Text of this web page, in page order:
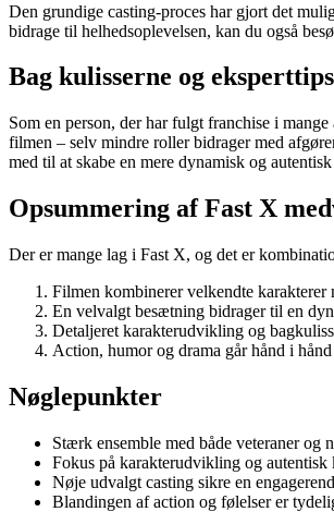
Den grundige casting-proces har gjort det
bidrage til helhedsoplevelsen, kan du også
Bag kulisserne og eksperttips
Som en person, der har fulgt franchise i
filmen – selv mindre roller bidrager med
med til at skabe en mere dynamisk og
Opsummering af Fast X
Der er mange lag i Fast X, og det er
Filmen kombinerer velkendte
En velvalgt besætning bidrager til en
Detaljeret karakterudvikling og
Action, humor og drama går hånd i
Nøglepunkter
Stærk ensemble med både veteraner og
Fokus på karakterudvikling og autentisk
Nøje udvalgt casting sikre en
Blandingen af action og følelser er